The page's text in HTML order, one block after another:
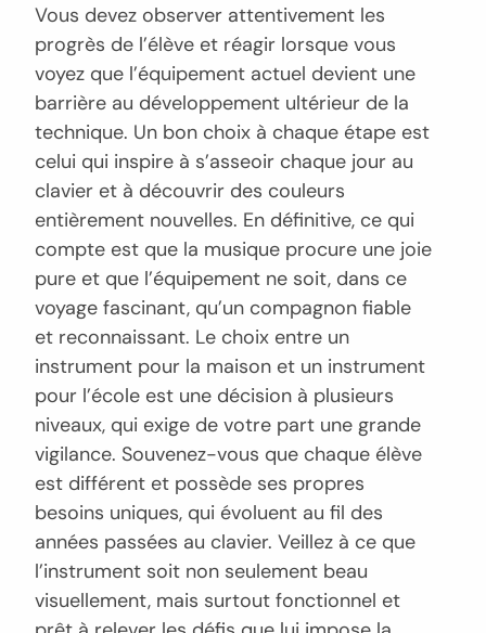
Vous devez observer attentivement les
progrès de l’élève et réagir lorsque vous
voyez que l’équipement actuel devient une
barrière au développement ultérieur de la
technique. Un bon choix à chaque étape est
celui qui inspire à s’asseoir chaque jour au
clavier et à découvrir des couleurs
entièrement nouvelles. En définitive, ce qui
compte est que la musique procure une joie
pure et que l’équipement ne soit, dans ce
voyage fascinant, qu’un compagnon fiable
et reconnaissant. Le choix entre un
instrument pour la maison et un instrument
pour l’école est une décision à plusieurs
niveaux, qui exige de votre part une grande
vigilance. Souvenez-vous que chaque élève
est différent et possède ses propres
besoins uniques, qui évoluent au fil des
années passées au clavier. Veillez à ce que
l’instrument soit non seulement beau
visuellement, mais surtout fonctionnel et